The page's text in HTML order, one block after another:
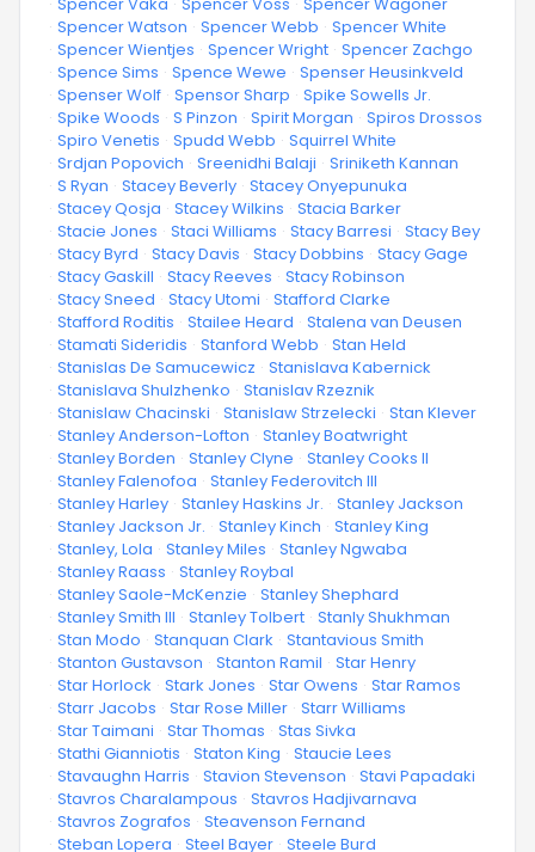
· Spencer Watson · Spencer Webb · Spencer White
· Spencer Wientjes · Spencer Wright · Spencer Zachgo
· Spence Sims · Spence Wewe · Spenser Heusinkveld
· Spenser Wolf · Spensor Sharp · Spike Sowells Jr.
· Spike Woods · S Pinzon · Spirit Morgan · Spiros Drossos
· Spiro Venetis · Spudd Webb · Squirrel White
· Srdjan Popovich · Sreenidhi Balaji · Sriniketh Kannan
· S Ryan · Stacey Beverly · Stacey Onyepunuka
· Stacey Qosja · Stacey Wilkins · Stacia Barker
· Stacie Jones · Staci Williams · Stacy Barresi · Stacy Bey
· Stacy Byrd · Stacy Davis · Stacy Dobbins · Stacy Gage
· Stacy Gaskill · Stacy Reeves · Stacy Robinson
· Stacy Sneed · Stacy Utomi · Stafford Clarke
· Stafford Roditis · Stailee Heard · Stalena van Deusen
· Stamati Sideridis · Stanford Webb · Stan Held
· Stanislas De Samucewicz · Stanislava Kabernick
· Stanislava Shulzhenko · Stanislav Rzeznik
· Stanislaw Chacinski · Stanislaw Strzelecki · Stan Klever
· Stanley Anderson-Lofton · Stanley Boatwright
· Stanley Borden · Stanley Clyne · Stanley Cooks II
· Stanley Falenofoa · Stanley Federovitch III
· Stanley Harley · Stanley Haskins Jr. · Stanley Jackson
· Stanley Jackson Jr. · Stanley Kinch · Stanley King
· Stanley, Lola · Stanley Miles · Stanley Ngwaba
· Stanley Raass · Stanley Roybal
· Stanley Saole-McKenzie · Stanley Shephard
· Stanley Smith III · Stanley Tolbert · Stanly Shukhman
· Stan Modo · Stanquan Clark · Stantavious Smith
· Stanton Gustavson · Stanton Ramil · Star Henry
· Star Horlock · Stark Jones · Star Owens · Star Ramos
· Starr Jacobs · Star Rose Miller · Starr Williams
· Star Taimani · Star Thomas · Stas Sivka
· Stathi Gianniotis · Staton King · Staucie Lees
· Stavaughn Harris · Stavion Stevenson · Stavi Papadaki
· Stavros Charalampous · Stavros Hadjivarnava
· Stavros Zografos · Steavenson Fernand
· Steban Lopera · Steel Bayer · Steele Burd